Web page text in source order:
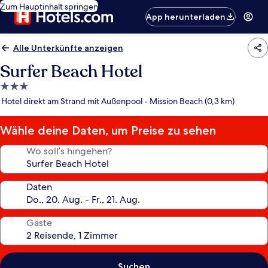
Zum Hauptinhalt springen
App herunterladen
Alle Unterkünfte anzeigen
Surfer Beach Hotel
3.0-
Sterne-
Hotel direkt am Strand mit Außenpool - Mission Beach (0,3 km)
Wähle deine Daten, um Preise zu sehen
Wo soll’s hingehen?
Daten
Gäste